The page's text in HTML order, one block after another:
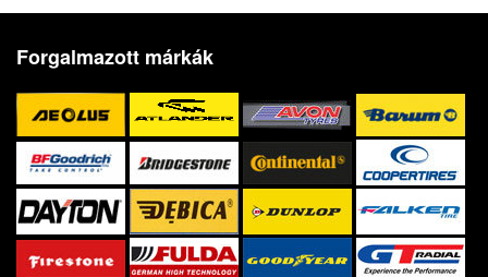
Forgalmazott márkák